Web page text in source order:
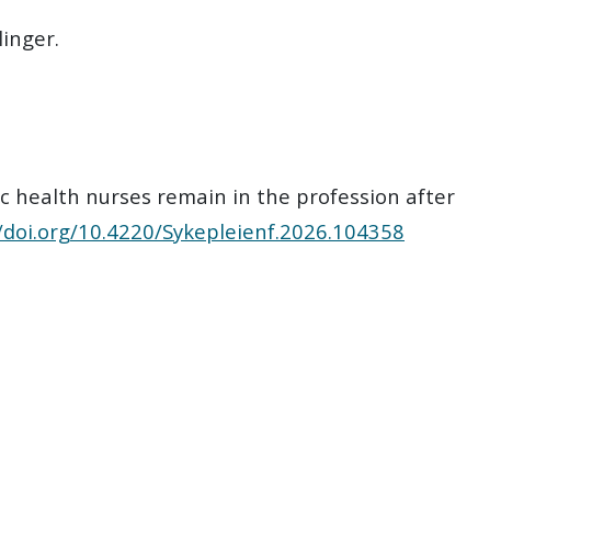
health nurses remain in the profession after
10.4220/Sykepleienf.2026.104358